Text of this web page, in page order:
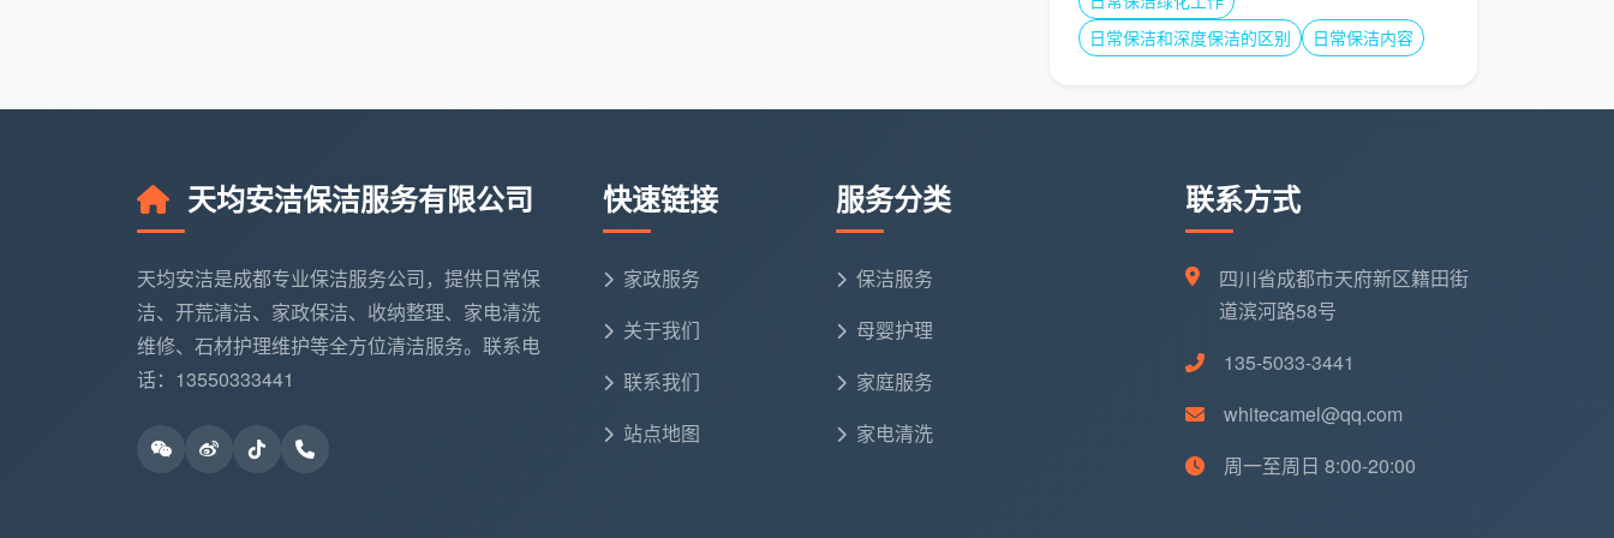
四、新手必看：这样看报价单，省心又避坑
要明细不要笼统：凡是报价单只写“全屋开荒 xx元”，不列明具体项、不写清是否包含窗槽、纱
窗、柜体内部的，果断拉黑。真正的成都开荒保洁收费价格表
应该像餐馆点菜单，每个单项都可
：什么“到时候肯定给你弄干净”都是空话。要像 成都天均安洁保洁 那样，合同
上写明清洁范围、验收标准、超时计费规则和售后补做时限。
日常保洁和深度保洁的区别
日常保洁内容
天均安洁保洁服务有限公司
天均安洁是成都专业保洁服务公司，提供日常保
洁、开荒清洁、家政保洁、收纳整理、家电清洗
维修、石材护理维护等全方位清洁服务。联系电
话：13550333441
快速链接
家政服务
关于我们
联系我们
站点地图
服务分类
保洁服务
母婴护理
家庭服务
家电清洗
联系方式
四川省成都市天府新区籍田街
道滨河路58号
135-5033-3441
whitecamel@qq.com
周一至周日 8:00-20:00